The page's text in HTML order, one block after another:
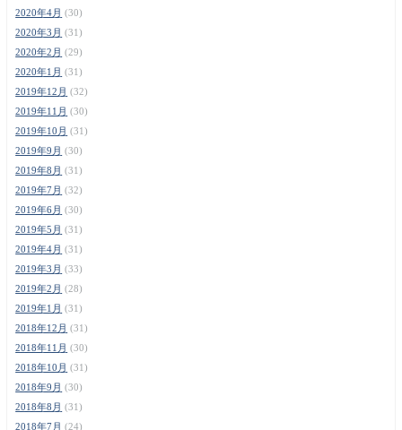
2020年4月 (30)
2020年3月 (31)
2020年2月 (29)
2020年1月 (31)
2019年12月 (32)
2019年11月 (30)
2019年10月 (31)
2019年9月 (30)
2019年8月 (31)
2019年7月 (32)
2019年6月 (30)
2019年5月 (31)
2019年4月 (31)
2019年3月 (33)
2019年2月 (28)
2019年1月 (31)
2018年12月 (31)
2018年11月 (30)
2018年10月 (31)
2018年9月 (30)
2018年8月 (31)
2018年7月 (24)